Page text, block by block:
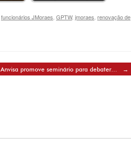
funcionários JMoraes GPTW, jmoraes renovação de
Anvisa promove seminário para debater… →